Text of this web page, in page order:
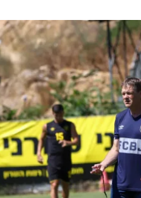
שבע
ליגה סינית
ליגה ברזילאית
ליגות נוספות